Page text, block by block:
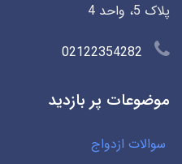
پلاک 5، واحد 4
02122354282
موضوعات پر بازدید
سوالات ازدواج